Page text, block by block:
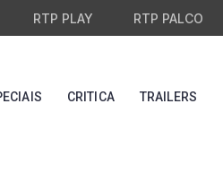
RTP PLAY RTP PALCO
CRITICA TRAILERS